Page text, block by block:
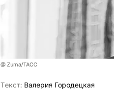
@ Zuma/ТАСС
Tекст: Валерия Городецкая